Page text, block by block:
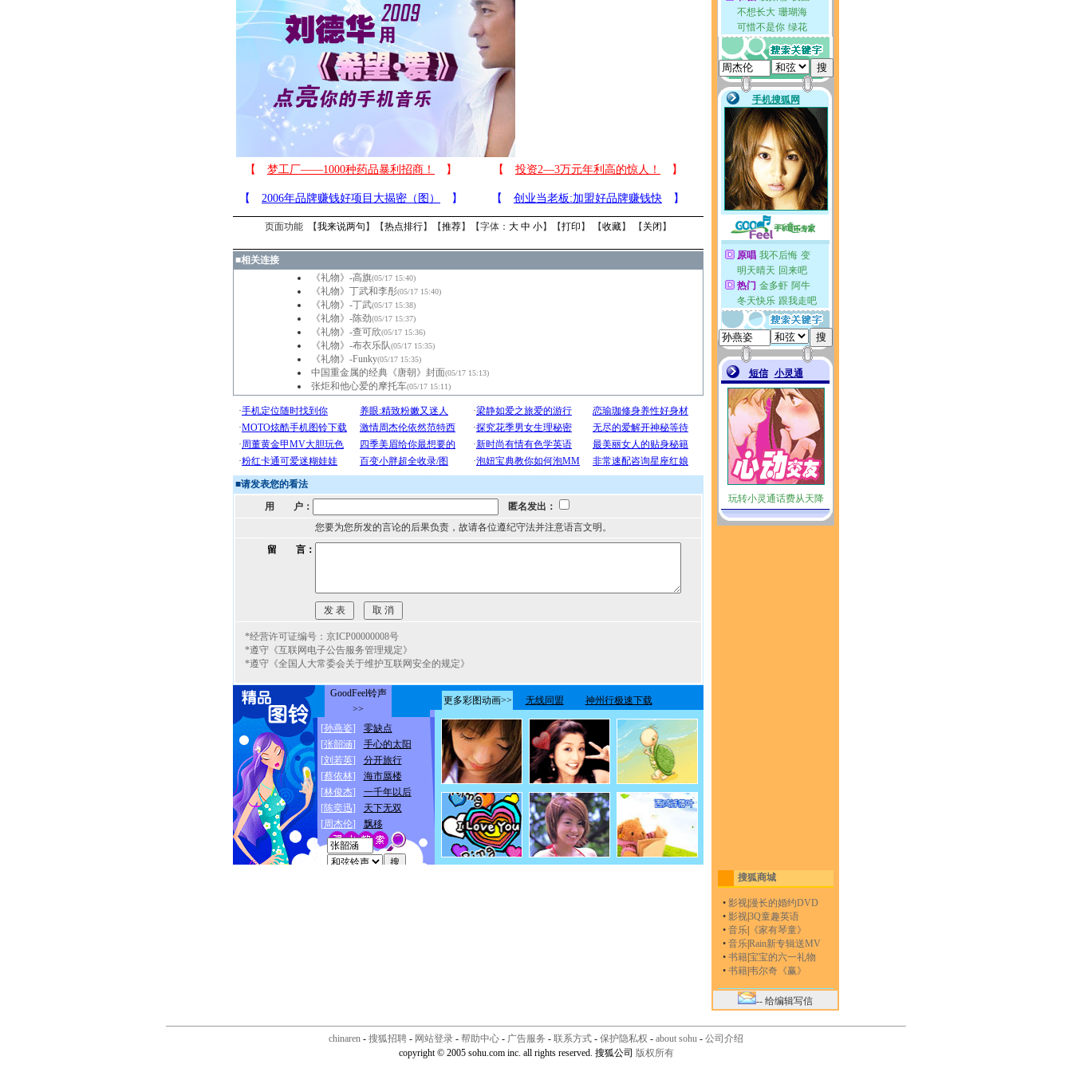
页面功能 【我来说两句 】【热点排行】【推荐】【字体： 大 中 小】【打印 】 【收藏】 【 关闭 】
■相关连接
《礼物》-高旗(05/17 15:40)
《礼物》丁武和李彤(05/17 15:40)
《礼物》-丁武(05/17 15:38)
《礼物》-陈劲(05/17 15:37)
《礼物》-查可欣(05/17 15:36)
《礼物》-布衣乐队(05/17 15:35)
《礼物》-Funky(05/17 15:35)
中国重金属的经典《唐朝》封面(05/17 15:13)
张炬和他心爱的摩托车(05/17 15:11)
■请发表您的看法
用 户：
匿名发出：
您要为您所发的言论的后果负责，故请各位遵纪守法并注意语言文明。
留 言：
*经营许可证编号：京ICP00000008号
*遵守《互联网电子公告服务管理规定》
*遵守《全国人大常委会关于维护互联网安全的规定》
搜狐商城
• 影视漫长的婚约DVD
• 影视3Q童趣英语
• 音乐
《家有琴童》
• 音乐Rain新专辑送MV
• 书籍宝宝的六一礼物
• 书籍韦尔奇《赢》
-- 给编辑写信
chinaren - 搜狐招聘 - 网站登录 - 帮助中心 - 广告服务 - 联系方式 - 保护隐私权 - about sohu - 公司介绍
copyright © 2005 sohu.com inc. all rights reserved. 搜狐公司 版权所有